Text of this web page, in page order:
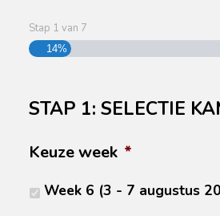
Stap 1 van 7
14%
STAP 1: SELECTIE
Keuze week *
Week 6 (3 - 7 augustus